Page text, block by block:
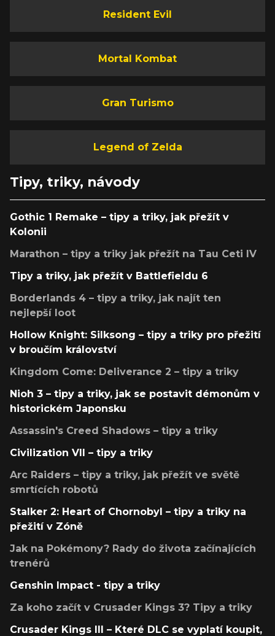
Resident Evil
Mortal Kombat
Gran Turismo
Legend of Zelda
Tipy, triky, návody
Gothic 1 Remake – tipy a triky, jak přežít v
Kolonii
Marathon – tipy a triky jak přežít na Tau Ceti IV
Tipy a triky, jak přežít v Battlefieldu 6
Borderlands 4 – tipy a triky, jak najít ten
nejlepší loot
Hollow Knight: Silksong – tipy a triky pro přežití
v broučím království
Kingdom Come: Deliverance 2 – tipy a triky
Nioh 3 – tipy a triky, jak se postavit démonům v
historickém Japonsku
Assassin's Creed Shadows – tipy a triky
Civilization VII – tipy a triky
Arc Raiders – tipy a triky, jak přežít ve světě
smrtících robotů
Stalker 2: Heart of Chornobyl – tipy a triky na
přežití v Zóně
Jak na Pokémony? Rady do života začínajících
trenérů
Genshin Impact - tipy a triky
Za koho začít v Crusader Kings 3? Tipy a triky
Crusader Kings III – Které DLC se vyplatí koupit,